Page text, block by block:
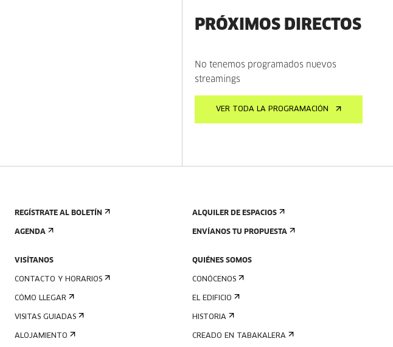
PRÓXIMOS DIRECTOS
No tenemos programados nuevos
streamings
VER TODA LA PROGRAMACIÓN
REGÍSTRATE AL BOLETÍN
AGENDA
VISÍTANOS
CONTACTO Y HORARIOS
CÓMO LLEGAR
VISITAS GUIADAS
ALOJAMIENTO
ALQUILER DE ESPACIOS
ENVÍANOS TU PROPUESTA
QUIÉNES SOMOS
CONÓCENOS
EL EDIFICIO
HISTORIA
CREADO EN TABAKALERA